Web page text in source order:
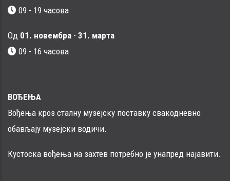
09 - 19 часова
Од 01. новембра - 31. марта
09 - 16 часовa
ВОЂЕЊА
Вођења кроз сталну музејску поставку свакодневно
обављају музејски водичи.
Кустоска вођења на захтев потребно је унапред најавити.